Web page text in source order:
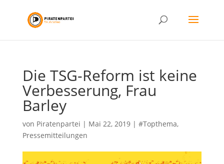
Die TSG-Reform ist keine
Verbesserung, Frau
Barley
von Piratenpartei | Mai 22, 2019| #Topthema,
Pressemitteilungen